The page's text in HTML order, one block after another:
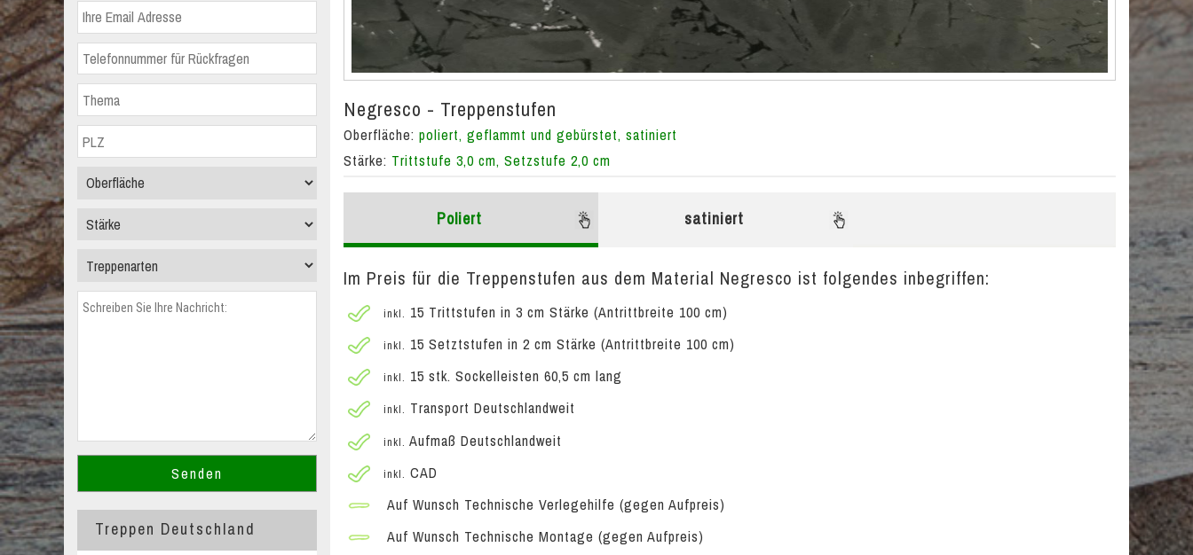
Negresco - Treppenstufen
Oberfläche: poliert, geflammt und gebürstet, satiniert
Stärke: Trittstufe 3,0 cm, Setzstufe 2,0 cm
Poliert satiniert
Im Preis für die Treppenstufen aus dem Material Negresco ist folgendes inbegriffen:
inkl. 15 Trittstufen in 3 cm Stärke (Antrittbreite 100 cm)
inkl. 15 Setztstufen in 2 cm Stärke (Antrittbreite 100 cm)
inkl. 15 stk. Sockelleisten 60,5 cm lang
inkl. Transport Deutschlandweit
inkl. Aufmaß Deutschlandweit
inkl. CAD
Auf Wunsch Technische Verlegehilfe (gegen Aufpreis)
Auf Wunsch Technische Montage (gegen Aufpreis)
Treppen Deutschland